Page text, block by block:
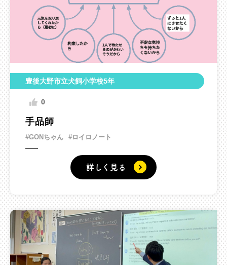
豊後大野市立犬飼小学校5年
0
手品師
#GONちゃん #ロイロノート
詳しく見る